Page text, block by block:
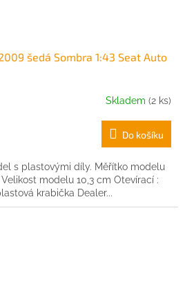
šedá Sombra 1:43 Seat Auto
Skladem (2 ks)
Do košíku
s plastovými díly. Měřítko modelu
modelu 10,3 cm Otevírací :
krabička Dealer...